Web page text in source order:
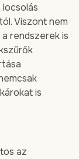
locsolás
Viszont nem
rendszerek is
is
az